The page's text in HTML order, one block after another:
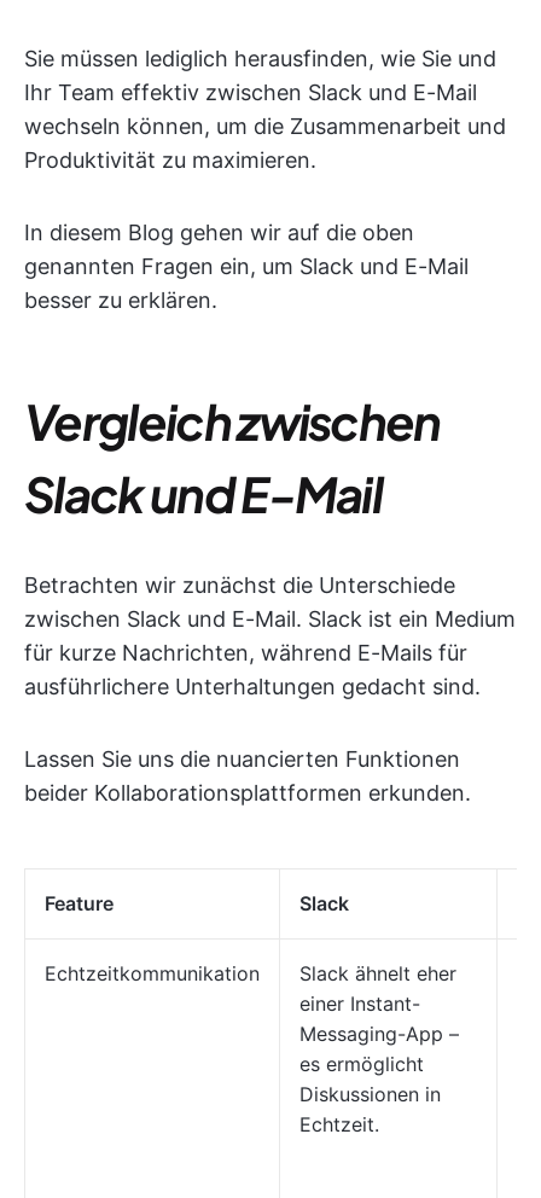
Sie müssen lediglich herausfinden, wie Sie und
Ihr Team effektiv zwischen Slack und E-Mail
wechseln können, um die Zusammenarbeit und
Produktivität zu maximieren.
In diesem Blog gehen wir auf die oben
genannten Fragen ein, um Slack und E-Mail
besser zu erklären.
Vergleich zwischen
Slack und E-Mail
Betrachten wir zunächst die Unterschiede
zwischen Slack und E-Mail. Slack ist ein Medium
für kurze Nachrichten, während E-Mails für
ausführlichere Unterhaltungen gedacht sind.
Lassen Sie uns die nuancierten Funktionen
beider Kollaborationsplattformen erkunden.
Feature Slack
Echtzeitkommunikation
Slack ähnelt eher
einer Instant-
Messaging-App –
es ermöglicht
Diskussionen in
Echtzeit.